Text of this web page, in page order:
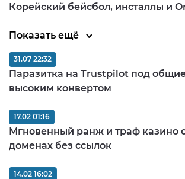
Корейский бейсбол, инсталлы и
Показать ещё
Паразитка на Trustpilot под
высоким конвертом
31.07 22:32
Мгновенный ранж и траф казино
доменах без ссылок
17.02 01:16
14.02 16:02